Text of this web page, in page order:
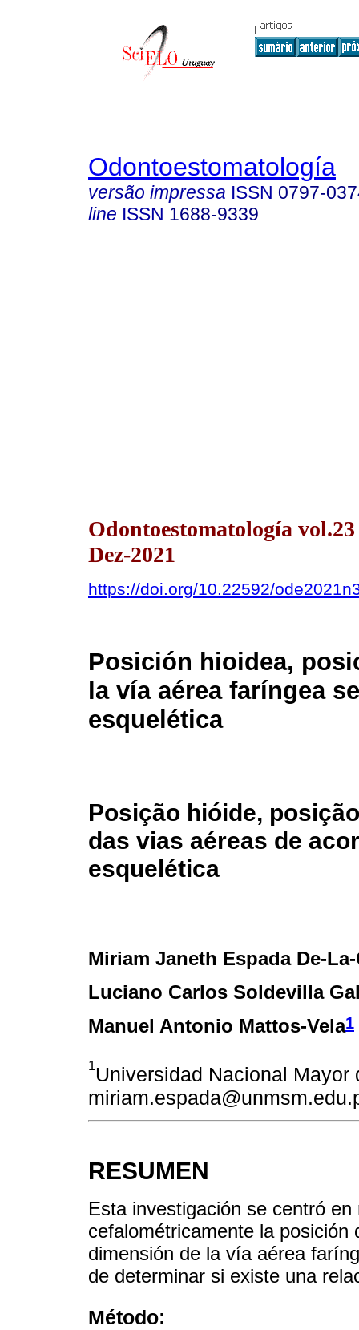
Odontoestomatología
versão impressa ISSN 0797-
line ISSN 1688-9339
Odontoestomatología
Dez-2021
https://doi.org/10.22592/
Posición hioidea,
la vía aérea faríngea
esquelética
Posição hióide,
das vias aéreas de
esquelética
Miriam Janeth Espada De-
Luciano Carlos Soldevilla
Manuel Antonio Mattos-Vela1
1Universidad Nacional Mayor
RESUMEN
Esta investigación se centró
cefalométricamente la posición
dimensión de la vía aérea
de determinar si existe una
Método: